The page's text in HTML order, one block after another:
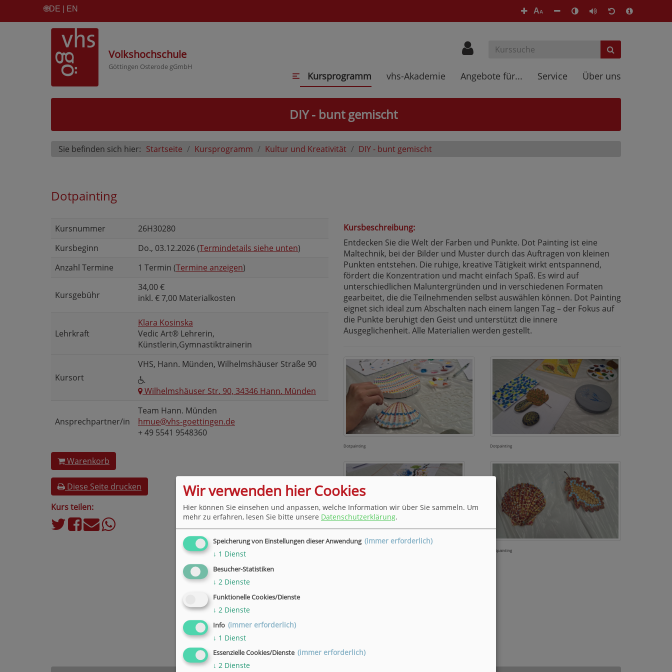
🌐DE | EN AA
Volkshochschule
Göttingen Osterode gGmbH
Kursprogramm vhs-Akademie Angebote für... Service Über uns
DIY - bunt gemischt
Sie befinden sich hier: Startseite Kursprogramm Kultur und Kreativität DIY - bunt gemischt
Dotpainting
Kursnummer
26H30280
Kursbeginn
Do., 03.12.2026 (Termindetails siehe unten)
Anzahl Termine
1 Termin (Termine anzeigen)
Kursgebühr
34,00 €
inkl. € 7,00 Materialkosten
Lehrkraft
Klara Kosinska
Vedic Art® Lehrerin,
Künstlerin,Gymnastiktrainerin
Kursort
VHS, Hann. Münden, Wilhelmshäuser Straße 90
Wilhelmshäuser Str. 90, 34346 Hann. Münden
Ansprechpartner/in
Team Hann. Münden
hmue@vhs-goettingen.de
+ 49 5541 9548360
Warenkorb
Diese Seite drucken
Kurs teilen:
Kursbeschreibung:
Entdecken Sie die Welt der Farben und Punkte. Dot Painting ist eine
Maltechnik, bei der Bilder und Muster durch das Auftragen von kleinen
Punkten entstehen. Die ruhige, kreative Tätigkeit wirkt entspannend,
fördert die Konzentration und macht einfach Spaß. Es wird auf
unterschiedlichen Maluntergründen und in verschiedenen Formaten
gearbeitet, die die Teilnehmenden selbst auswählen können. Dot Painting
eignet sich ideal zum Abschalten nach einem langen Tag – der Fokus auf
die Punkte beruhigt den Geist und unterstützt die innere
Ausgeglichenheit. Alle Materialien werden gestellt.
Dotpainting Dotpainting
Dotpainting
Dotpainting
Wir verwenden hier Cookies
Hier können Sie einsehen und anpassen, welche Information wir über Sie sammeln. Um
mehr zu erfahren, lesen Sie bitte unsere Datenschutzerklärung.
Speicherung von Einstellungen dieser Anwendung (immer erforderlich)
↓ 1 Dienst
Besucher-Statistiken
↓ 2 Dienste
Funktionelle Cookies/Dienste
↓ 2 Dienste
Info (immer erforderlich)
↓ 1 Dienst
Essenzielle Cookies/Dienste (immer erforderlich)
↓ 2 Dienste